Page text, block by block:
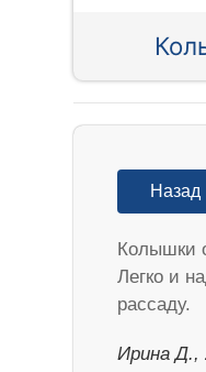
Назад
Колышки
Легко и
рассаду.
Ирина Д.,